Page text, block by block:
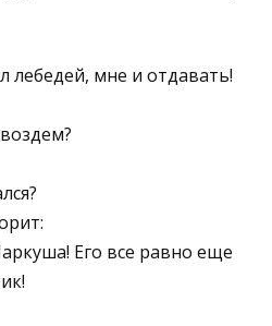
лебедей, мне и отдавать!
Его все равно еще